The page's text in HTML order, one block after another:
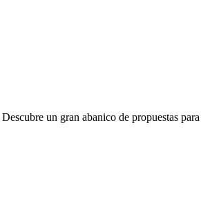
un gran abanico de propuestas